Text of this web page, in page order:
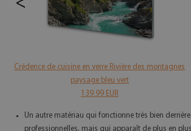
Crédence de cuisine en verre Rivière des montagnes
paysage bleu vert
139.99 EUR
Un autre matériau qui fonctionne très bien
professionnelles, mais qui apparaît de plus en